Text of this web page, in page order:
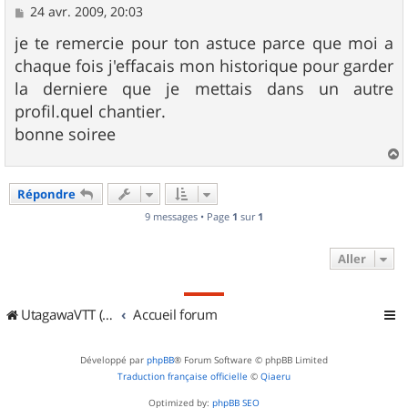
M
s
s
a
g
e
24 avr. 2009, 20:03
je te remercie pour ton astuce parce que moi a
chaque fois j'effacais mon historique pour garder
la derniere que je mettais dans un autre
profil.quel chantier.
bonne soiree
a
Répondre
9 messages • Page 1 sur 1
Aller
UtagawaVTT (Randos VTT et VTTAE avec traces GPS) Accueil forum
Développé par phpBB® Forum Software © phpBB Limited
Traduction française officielle © Qiaeru
Optimized by: phpBB SEO